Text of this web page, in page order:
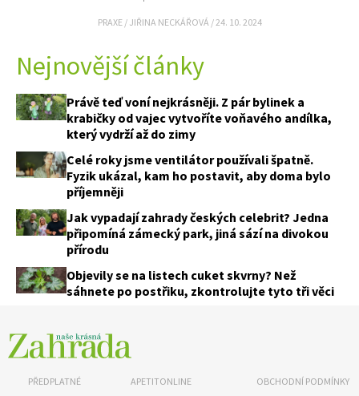
Naše krásná zahrada
PRAXE / JIŘINA NECKÁŘOVÁ / 24. 10. 2024
Nejnovější články
Právě teď voní nejkrásněji. Z pár bylinek a
krabičky od vajec vytvoříte voňavého andílka,
který vydrží až do zimy
Celé roky jsme ventilátor používali špatně.
Fyzik ukázal, kam ho postavit, aby doma bylo
příjemněji
Jak vypadají zahrady českých celebrit? Jedna
připomíná zámecký park, jiná sází na divokou
přírodu
Objevily se na listech cuket skvrny? Než
sáhnete po postřiku, zkontrolujte tyto tři věci
PŘEDPLATNÉ
APETITONLINE
OBCHODNÍ PODMÍNKY